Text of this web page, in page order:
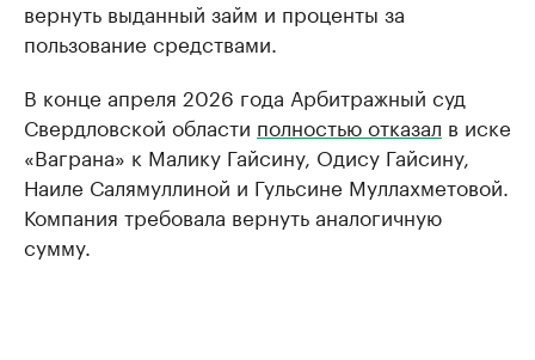
вернуть выданный займ и проценты за
пользование средствами.
В конце апреля 2026 года Арбитражный суд
Свердловской области полностью отказал в иске
«Ваграна» к Малику Гайсину, Одису Гайсину,
Наиле Салямуллиной и Гульсине Муллахметовой.
Компания требовала вернуть аналогичную
сумму.